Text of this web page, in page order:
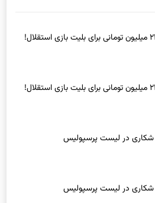
در لیست پرسپولیس
در لیست پرسپولیس